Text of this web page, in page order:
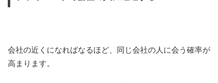
会社の近くになればなるほど、同じ会社の人に会う確率が
高まります。